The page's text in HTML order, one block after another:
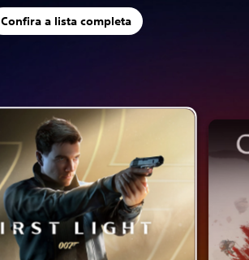
Confira a lista completa